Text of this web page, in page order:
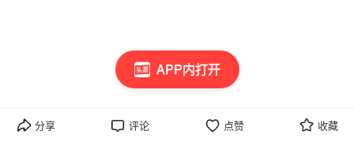
APP内打开
分享 评论 点赞 收藏